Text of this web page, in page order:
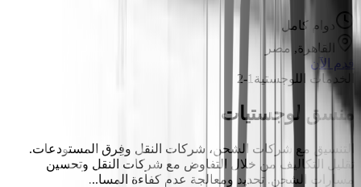
دوام كامل
القاهرة, مصر
قدم الآن
الخدمات اللوجستية 1-2
منسق لوجستيات
التنسيق مع شركات الشحن، شركات النقل وفِرق المستودعات.
تقليل التكاليف من خلال التفاوض مع شركات النقل وتحسين
مسارات الشحن. تحديد ومعالجة عدم كفاءة المسا...